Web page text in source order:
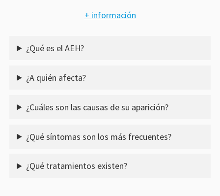
+ información
¿Qué es el AEH?
¿A quién afecta?
¿Cuáles son las causas de su aparición?
¿Qué síntomas son los más frecuentes?
¿Qué tratamientos existen?